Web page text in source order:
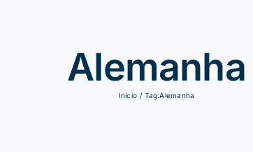
Alemanha
Início Tag:Alemanha